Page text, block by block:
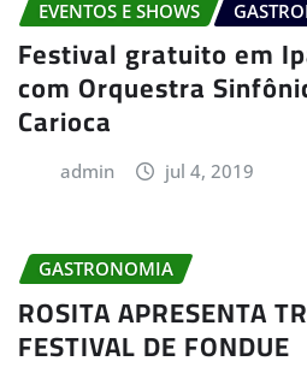
EVENTOS E SHOWS
Festival gratuito em
com Orquestra
Carioca
admin jul 4, 2019
GASTRONOMIA
ROSITA APRESENTA
FESTIVAL DE FONDUE